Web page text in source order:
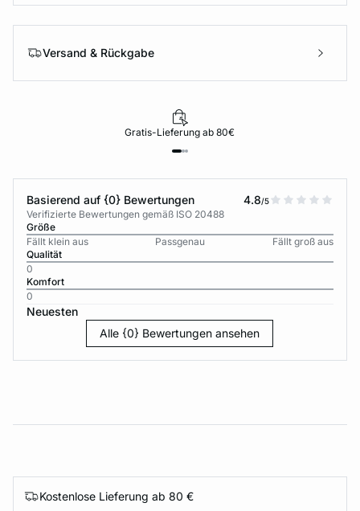
Versand & Rückgabe
Gratis-Lieferung ab 80€
Basierend auf {0} Bewertungen 4.8/5
Verifizierte Bewertungen gemäß ISO 20488
Größe
Fällt klein aus
Passgenau
Fällt groß aus
Qualität
0
Komfort
0
Neuesten
Alle {0} Bewertungen ansehen
Kostenlose Lieferung ab 80 €